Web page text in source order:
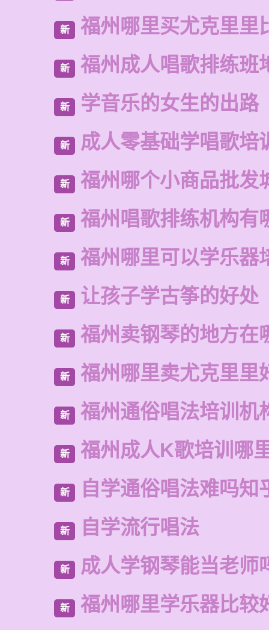
新 福州哪里买尤克里里
新 福州成人唱歌排练班
新 学音乐的女生的出路
新 成人零基础学唱歌培
新 福州哪个小商品批发
新 福州唱歌排练机构有
新 福州哪里可以学乐器
新 让孩子学古筝的好处
新 福州卖钢琴的地方在
新 福州哪里卖尤克里里
新 福州通俗唱法培训机
新 福州成人K歌培训哪
新 自学通俗唱法难吗知
新 自学流行唱法
新 成人学钢琴能当老师
新 福州哪里学乐器比较